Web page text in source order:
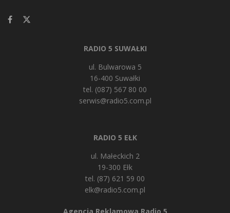
RADIO 5 SUWAŁKI
ul. Bulwarowa 5
16-400 Suwałki
tel. (087) 567 80 00
serwis@radio5.com.pl
RADIO 5 EŁK
ul. Małeckich 2
19-300 Ełk
tel. (87) 621 59 00
elk@radio5.com.pl